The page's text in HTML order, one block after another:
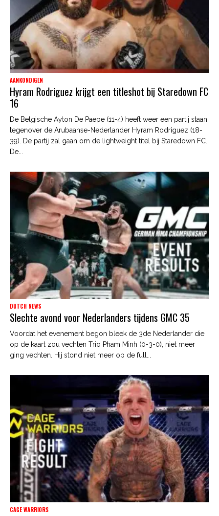
AANKONDIGEN
Hyram Rodriguez krijgt een titleshot bij Staredown FC
16
De Belgische Ayton De Paepe (11-4) heeft weer een partij staan
tegenover de Arubaanse-Nederlander Hyram Rodriguez (18-
39). De partij zal gaan om de lightweight titel bij Staredown FC.
De...
DUTCH NEWS
Slechte avond voor Nederlanders tijdens GMC 35
Voordat het evenement begon bleek de 3de Nederlander die
op de kaart zou vechten Trio Pham Minh (0-3-0), niet meer
ging vechten. Hij stond niet meer op de full...
CAGE WARRIORS